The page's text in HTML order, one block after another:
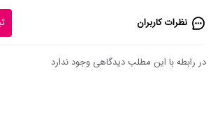
نظرات کاربران
در رابطه با این مطلب دیدگاهی وجود ندارد